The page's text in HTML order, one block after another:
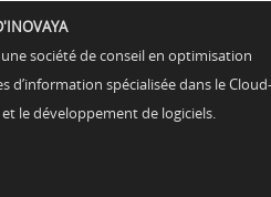
société de conseil en optimisation
d’information spécialisée dans le Cloud-
le développement de logiciels.